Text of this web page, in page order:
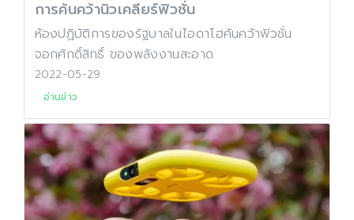
การค้นคว้านิวเคลียร์ฟิวชั่น
ห้องปฏิบัติการของรัฐบาลในไอดาโฮค้นคว้าฟิวชั่น
จอกศักดิ์สิทธิ์ ของพลังงานสะอาด
2022-05-29
อ่านข่าว